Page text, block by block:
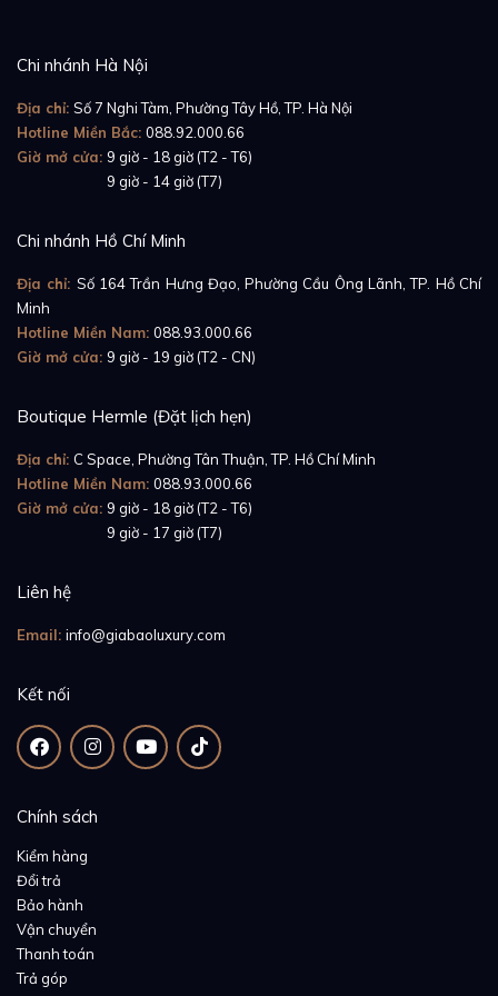
Dây cao su Rubber B dành cho đồng hồ Rolex GMT
Master II Ceramic Combat Strap 20mm - CUFF
Series sinh ra là để mang tới trải nghiệm lên tay đồng
hồ thoải mái nhất cho người sử dụng. Không thấm
những dấu hằn trên cổ tay là những ưu điểm của sản
Chi nhánh Hà Nội
Địa chỉ: Số 7 Nghi Tàm, Phường Tây Hồ, TP. Hà Nội
Hotline Miền Bắc: 088.92.000.66
Giờ mở cửa: 9 giờ - 18 giờ (T2 - T6)
9 giờ - 14 giờ (T7)
Chi nhánh Hồ Chí Minh
Địa chỉ: Số 164 Trần Hưng Đạo, Phường Cầu Ông Lãnh, TP. Hồ Chí
Minh
Hotline Miền Nam: 088.93.000.66
Giờ mở cửa: 9 giờ - 19 giờ (T2 - CN)
Boutique Hermle (Đặt lịch hẹn)
Địa chỉ: C Space, Phường Tân Thuận, TP. Hồ Chí Minh
Hotline Miền Nam: 088.93.000.66
Giờ mở cửa: 9 giờ - 18 giờ (T2 - T6)
9 giờ - 17 giờ (T7)
Liên hệ
Email: info@giabaoluxury.com
Kết nối
Chính sách
Kiểm hàng
Đổi trả
Bảo hành
Vận chuyển
Thanh toán
Trả góp